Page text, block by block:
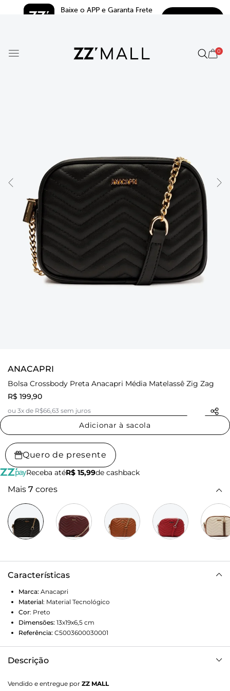
Baixe o APP e Garanta Frete
0
ANACAPRI
Bolsa Crossbody Preta Anacapri Média Matelassê Zig Zag
R$ 199,90
ou 3x de R$66,63 sem juros
Adicionar à sacola
Quero de presente
Receba atéR$ 15,99de cashback
Mais 7 cores
Características
Marca: Anacapri
Material: Material Tecnológico
Cor: Preto
Dimensões: 13x19x6,5 cm
Referência: C5003600030001
Descrição
preta. De material similar ao couro, o modelo tem shape
Vendido e entregue por ZZ MALL